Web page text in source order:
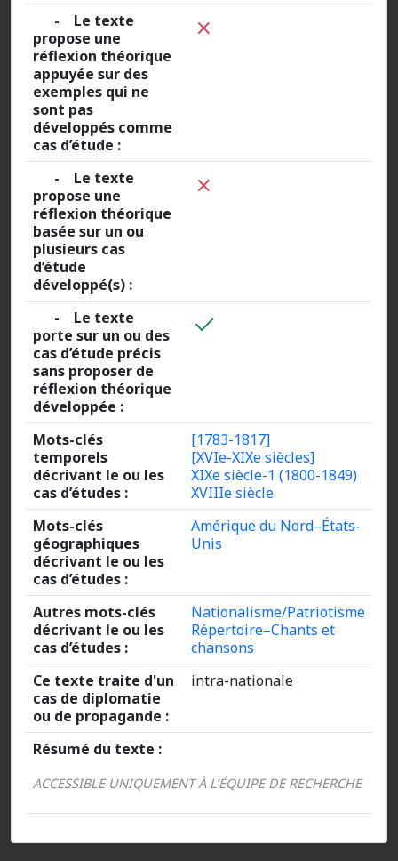
- Le texte
propose une
réflexion théorique
appuyée sur des
exemples qui ne
sont pas
développés comme
cas d’étude :
- Le texte
propose une
réflexion théorique
basée sur un ou
plusieurs cas
d’étude
développé(s) :
- Le texte
porte sur un ou des
cas d’étude précis
sans proposer de
réflexion théorique
développée :
Mots-clés
temporels
décrivant le ou les
cas d’études :
[1783-1817]
[XVIe-XIXe siècles]
XIXe siècle-1 (1800-1849)
XVIIIe siècle
Mots-clés
géographiques
décrivant le ou les
cas d’études :
Amérique du Nord–États-
Unis
Autres mots-clés
décrivant le ou les
cas d’études :
Nationalisme/Patriotisme
Répertoire–Chants et
chansons
Ce texte traite d'un
cas de diplomatie
ou de propagande :
intra-nationale
Résumé du texte :
ACCESSIBLE UNIQUEMENT À L’ÉQUIPE DE RECHERCHE